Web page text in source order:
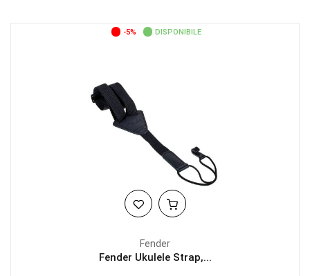
-5% DISPONIBILE
Fender
Fender Ukulele Strap,...